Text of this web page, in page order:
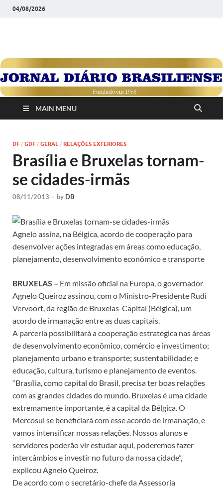
04/08/2026
JORNAL DIÁRIO
BRASILIENSE
1958
MAIN MENU
DF / GDF / GERAL / RELAÇÕES EXTERIORES
Brasília e Bruxelas tornam-
se cidades-irmãs
08/11/2013 - by DB
Agnelo assina, na Bélgica, acordo de cooperação para
desenvolver ações integradas em áreas como educação,
planejamento, desenvolvimento econômico e transporte
BRUXELAS – Em missão oficial na Europa, o governador
Agnelo Queiroz assinou, com o Ministro-Presidente Rudi
Vervoort, da região de Bruxelas-Capital (Bélgica), um
acordo de irmanação entre as duas capitais.
A parceria possibilitará a cooperação estratégica nas áreas
de desenvolvimento econômico, comércio e investimento;
planejamento urbano e transporte; sustentabilidade; e
educação, cultura, turismo e planejamento de eventos.
“Brasília, como capital do Brasil, precisa ter boas relações
com as grandes cidades do mundo. Bruxelas é uma cidade
extremamente importante, é a capital da Bélgica. O
Mercosul se beneficiará com esse acordo de irmanação, e
vamos intensificar nossas relações. Nossos alunos e
servidores poderão vir estudar aqui, poderemos fazer
intercâmbios e investir no futuro da nossa cidade”,
explicou Agnelo Queiroz.
De acordo com o secretário-chefe da Assessoria